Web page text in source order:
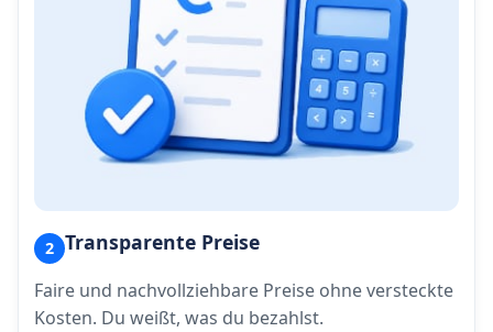
2 Transparente Preise
Faire und nachvollziehbare Preise ohne versteckte
Kosten. Du weißt, was du bezahlst.